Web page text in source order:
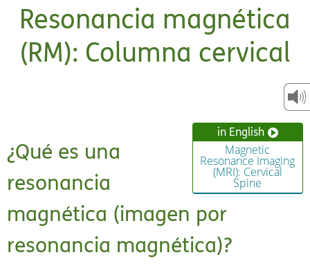
biblioteca
KidsHealth
Resonancia magnética
(RM): Columna cervical
in English
Magnetic
Resonance Imaging
(MRI): Cervical
Spine
¿Qué es una
resonancia
magnética (imagen por
resonancia magnética)?